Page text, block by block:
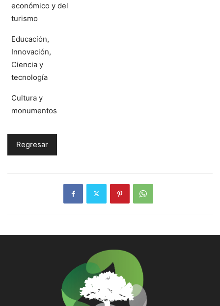
económico y del
turismo
Educación,
Innovación,
Ciencia y
tecnología
Cultura y
monumentos
Regresar